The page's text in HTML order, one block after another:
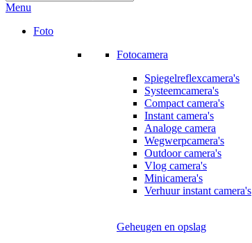
Menu
Foto
Fotocamera
Spiegelreflexcamera's
Systeemcamera's
Compact camera's
Instant camera's
Analoge camera
Wegwerpcamera's
Outdoor camera's
Vlog camera's
Minicamera's
Verhuur instant camera's
Geheugen en opslag